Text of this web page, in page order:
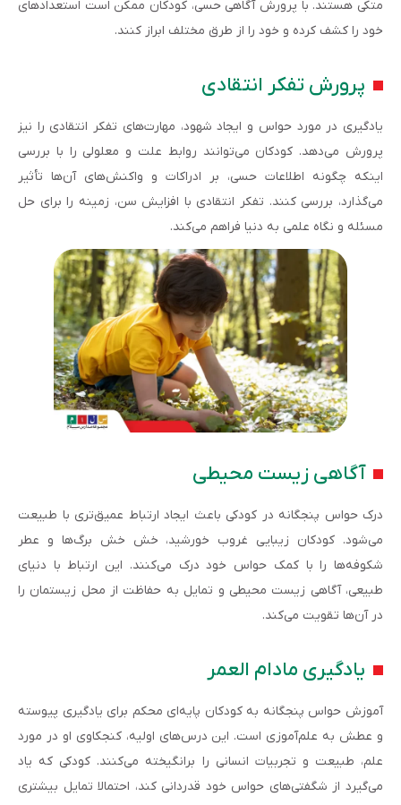
متکی هستند. با پرورش آگاهی حسی، کودکان ممکن است استعدادهای
خود را کشف کرده و خود را از طرق مختلف ابراز کنند.
پرورش تفکر انتقادی
یادگیری در مورد حواس و ایجاد شهود، مهارت‌های تفکر انتقادی را نیز
پرورش می‌دهد. کودکان می‌توانند روابط علت و معلولی را با بررسی
اینکه چگونه اطلاعات حسی، بر ادراکات و واکنش‌های آن‌ها تأثیر
می‌گذارد، بررسی کنند. تفکر انتقادی با افزایش سن، زمینه را برای حل
مسئله و نگاه علمی به دنیا فراهم می‌کند.
آگاهی زیست محیطی
درک حواس پنجگانه در کودکی باعث ایجاد ارتباط عمیق‌تری با طبیعت
می‌شود. کودکان زیبایی غروب خورشید، خش خش برگ‌ها و عطر
شکوفه‌ها را با کمک حواس خود درک می‌کنند. این ارتباط با دنیای
طبیعی، آگاهی زیست محیطی و تمایل به حفاظت از محل زیستمان را
در آن‌ها تقویت می‌کند.
یادگیری مادام العمر
آموزش حواس پنجگانه به کودکان پایه‌ای محکم برای یادگیری پیوسته
و عطش به علم‌آموزی است. این درس‌های اولیه، کنجکاوی او در مورد
علم، طبیعت و تجربیات انسانی را برانگیخته می‌کنند. کودکی که یاد
می‌گیرد از شگفتی‌های حواس خود قدردانی کند، احتمالا تمایل بیشتری